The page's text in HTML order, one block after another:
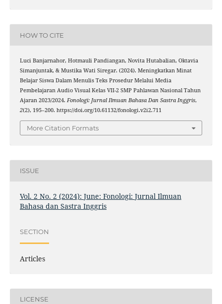
HOW TO CITE
Luci Banjarnahor, Hotmauli Pandiangan, Novita Hutabalian, Oktavia
Simanjuntak, & Mustika Wati Siregar. (2024). Meningkatkan Minat
Belajar Siswa Dalam Menulis Teks Prosedur Melalui Media
Pembelajaran Audio Visual Kelas VII-2 SMP Pahlawan Nasional Tahun
Ajaran 2023/2024. Fonologi: Jurnal Ilmuan Bahasa Dan Sastra Inggris,
2(2), 195–200. https://doi.org/10.61132/fonologi.v2i2.711
More Citation Formats
ISSUE
Vol. 2 No. 2 (2024): June: Fonologi: Jurnal Ilmuan
Bahasa dan Sastra Inggris
SECTION
Articles
LICENSE